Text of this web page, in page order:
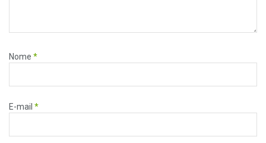
Nome *
E-mail *